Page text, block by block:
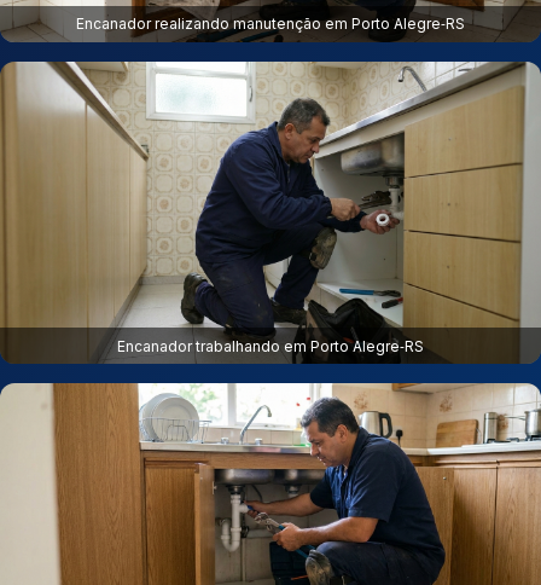
Encanador realizando manutenção em Porto Alegre‑RS
Encanador trabalhando em Porto Alegre‑RS